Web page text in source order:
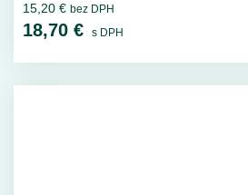
15,20 € bez DPH
18,70 € s DPH